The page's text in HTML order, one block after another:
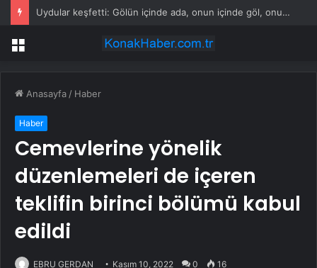
Uydular keşfetti: Gölün içinde ada, onun içinde göl, onun içinde bir ada daha var
Menü
Anasayfa / Haber
Haber
Cemevlerine yönelik
düzenlemeleri de içeren
teklifin birinci bölümü kabul
edildi
EBRU GERDAN Kasım 10, 2022 0 16